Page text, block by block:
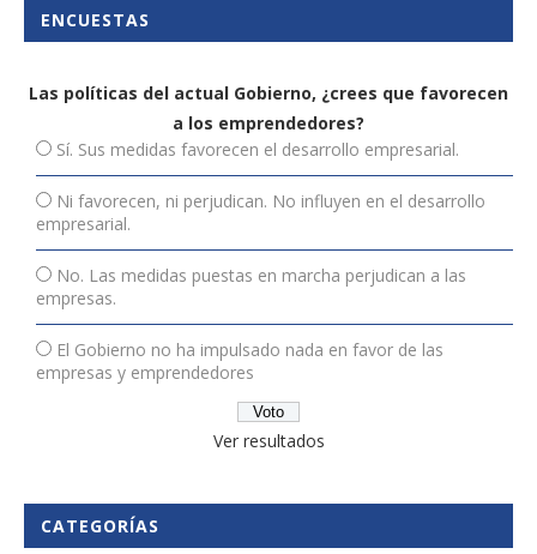
ENCUESTAS
Las políticas del actual Gobierno, ¿crees que favorecen
a los emprendedores?
Sí. Sus medidas favorecen el desarrollo empresarial.
Ni favorecen, ni perjudican. No influyen en el desarrollo
empresarial.
No. Las medidas puestas en marcha perjudican a las
empresas.
El Gobierno no ha impulsado nada en favor de las
empresas y emprendedores
Ver resultados
CATEGORÍAS